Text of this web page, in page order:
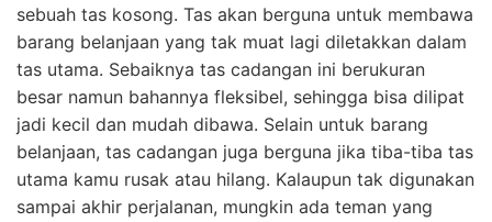
sebuah tas kosong. Tas akan berguna untuk membawa
barang belanjaan yang tak muat lagi diletakkan dalam
tas utama. Sebaiknya tas cadangan ini berukuran
besar namun bahannya fleksibel, sehingga bisa dilipat
jadi kecil dan mudah dibawa. Selain untuk barang
belanjaan, tas cadangan juga berguna jika tiba-tiba tas
utama kamu rusak atau hilang. Kalaupun tak digunakan
sampai akhir perjalanan, mungkin ada teman yang